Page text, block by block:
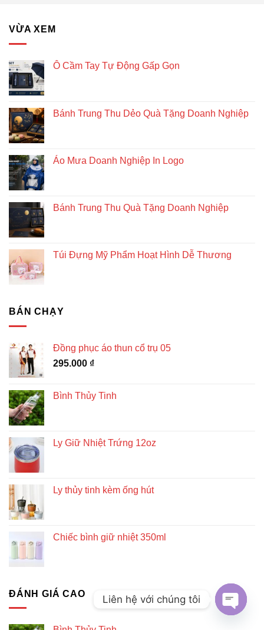
VỪA XEM
Ô Cầm Tay Tự Động Gấp Gọn
Bánh Trung Thu Dẻo Quà Tặng Doanh Nghiệp
Áo Mưa Doanh Nghiệp In Logo
Bánh Trung Thu Quà Tặng Doanh Nghiệp
Túi Đựng Mỹ Phẩm Hoạt Hình Dễ Thương
BÁN CHẠY
Đồng phục áo thun cổ trụ 05
295.000 ₫
Bình Thủy Tinh
Ly Giữ Nhiệt Trứng 12oz
Ly thủy tinh kèm ống hút
Chiếc bình giữ nhiệt 350ml
ĐÁNH GIÁ CAO Liên hệ với chúng tôi